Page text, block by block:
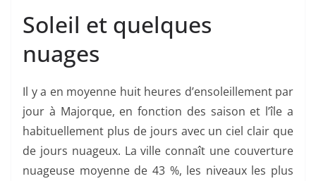
Soleil et quelques
nuages
Il y a en moyenne huit heures d’ensoleillement par
jour à Majorque, en fonction des saison et l’île a
habituellement plus de jours avec un ciel clair que
de jours nuageux. La ville connaît une couverture
nuageuse moyenne de 43 %, les niveaux les plus